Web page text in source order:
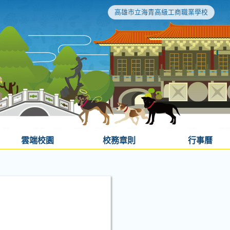
高雄市立海青高級工商職業學校
雲端校園 校務章則 行事曆